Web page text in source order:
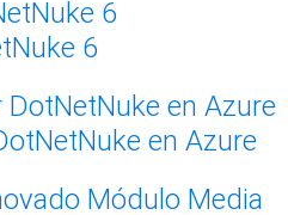
6
en Azure
Módulo Media